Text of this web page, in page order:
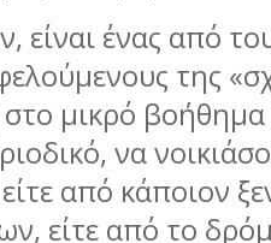
είναι ένας από
της
µικρό
να
από κάποιον
είτε από το